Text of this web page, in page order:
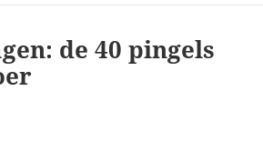
de 40 pingels